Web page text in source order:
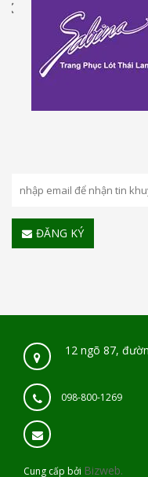
ĐĂNG KÝ
12 ngõ 87,
098-800-1269
Cung cấp bởi Bizweb.